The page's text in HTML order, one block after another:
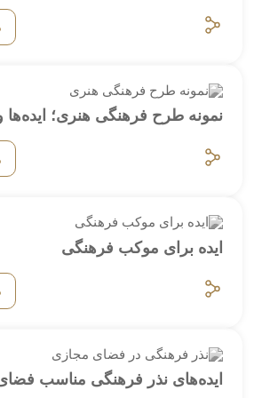
ایده برای موکب فرهنگی
ایده‌های نذر فرهنگی مناسب